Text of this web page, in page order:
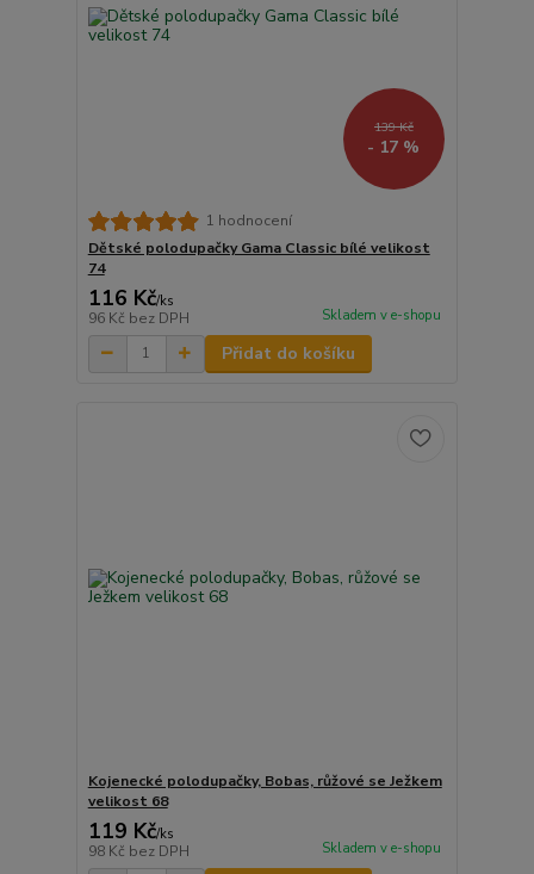
139 Kč
- 17 %
1 hodnocení
Dětské polodupačky Gama Classic bílé velikost
74
116 Kč/ks
96 Kč bez DPH Skladem v e-shopu
Přidat do košíku
Kojenecké polodupačky, Bobas, růžové se Ježkem
velikost 68
119 Kč/ks
98 Kč bez DPH Skladem v e-shopu